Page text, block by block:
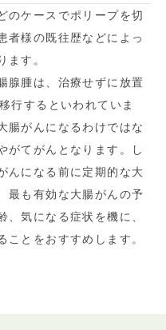
のケースでポリープを切
者様の既往歴などによっ
ます。
腺腫は、治療せずに放置
行するといわれていま
腸がんになるわけではな
がてがんとなります。し
んになる前に定期的な大
最も有効な大腸がんの予
、気になる症状を機に、
ことをおすすめします。